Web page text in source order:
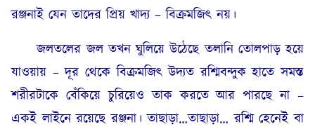
রঞ্জনাই যেন তাদের প্রিয় খাদ্য – বিক্ৰমজিৎ নয়।
জলতলের জল তখন ঘুলিয়ে উঠেছে তলানি তোলপাড় হয়ে
যাওয়ায় – দূর থেকে বিক্ৰমজিৎ উদ্যত রশ্মিবন্দুক হাতে সমস্ত
শরীরটাকে বেঁকিয়ে চুরিয়েও তাক করতে আর পারছে না –
একই লাইনে রয়েছে রঞ্জনা। তাছাড়া…তাছাড়া… রশ্মি হেনেই বা